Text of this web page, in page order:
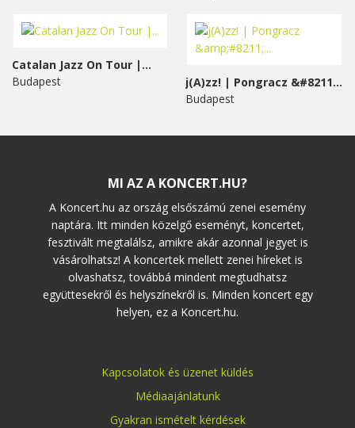
Catalan Jazz On Tour |...
Budapest
j(A)zz! | Pongracz &#8211;...
Budapest
MI AZ A KONCERT.HU?
A Koncert.hu az ország elsőszámú zenei esemény
naptára. Itt minden közelgő eseményt, koncertet,
fesztivált megtalálsz, amikre akár azonnal jegyet is
vásárolhatsz! A koncertek mellett zenei híreket is
olvashatsz, továbbá mindent megtudhatsz
együttesekről és helyszínekről is. Minden koncert egy
helyen, ez a Koncert.hu.
Kapcsolatok és üzenet küldés
Médiaajánlatunk
Gyakran ismételt kérdések